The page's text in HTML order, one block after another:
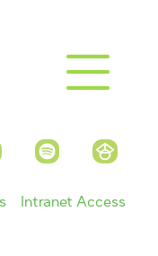
Intranet Access